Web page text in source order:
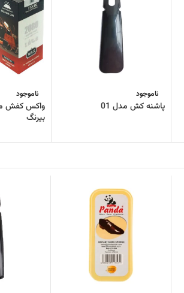
ناموجود
پاشنه کش مدل 01
ناموجود
بیرنگ